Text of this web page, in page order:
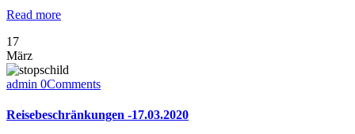
Read more
17
März
admin 0Comments
Reisebeschränkungen -17.03.2020